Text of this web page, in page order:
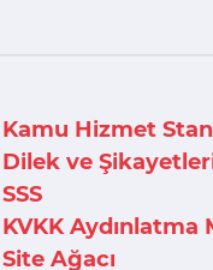
Kamu Hizmet
Dilek ve
SSS
KVKK Aydınlatma
Site Ağacı